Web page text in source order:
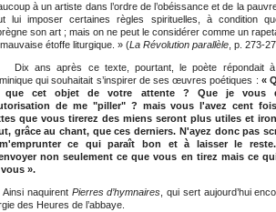
à un artiste dans l’ordre de l’obéissance et de la
lui imposer certaines règles spirituelles, à condition
son art ; mais on ne peut le considérer comme un
étoffe liturgique. » (La Révolution parallèle , p. 273-
ans après ce texte, pourtant, le poète répondait
qui souhaitait s’inspirer de ses œuvres poétiques : «
que cet objet de votre attente ? Que je vous
de me "piller" ? mais vous l'avez cent
que vous tirerez des miens seront plus utiles et
grâce au chant, que ces derniers. N'ayez donc pas
ce qui paraît bon et à laisser le
non seulement ce que vous en tirez mais ce
».
naquirent Pierres d’hymnaires , qui sert aujourd’hui
des Heures de l’abbaye.